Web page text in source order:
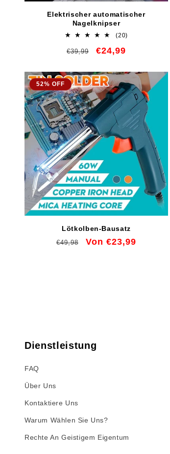
Elektrischer automatischer
Nagelknipser
(20)
Normaler
€39,99 Verkaufspreis
€24,99
52% OFF
Lötkolben-Bausatz
Normaler
€49,98 Verkaufspreis
Von €23,99
Dienstleistung
FAQ
Über Uns
Kontaktiere Uns
Warum Wählen Sie Uns?
Rechte An Geistigem Eigentum